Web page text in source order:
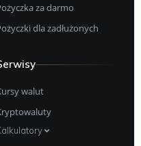
za darmo
dla zadłużonych
walut